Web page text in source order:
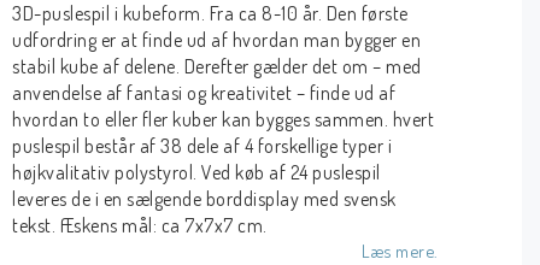
3D-puslespil i kubeform. Fra ca 8-10 år. Den første
udfordring er at finde ud af hvordan man bygger en
stabil kube af delene. Derefter gælder det om – med
anvendelse af fantasi og kreativitet – finde ud af
hvordan to eller fler kuber kan bygges sammen. hvert
puslespil består af 38 dele af 4 forskellige typer i
højkvalitativ polystyrol. Ved køb af 24 puslespil
leveres de i en sælgende borddisplay med svensk
tekst. Æskens mål: ca 7x7x7 cm.
Læs mere.